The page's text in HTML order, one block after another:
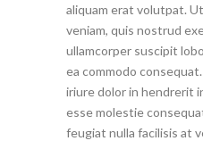
aliquam erat volutpat.
veniam, quis nostrud
ullamcorper suscipit
ea commodo
iriure dolor in hendrerit
esse molestie
feugiat nulla facilisis at